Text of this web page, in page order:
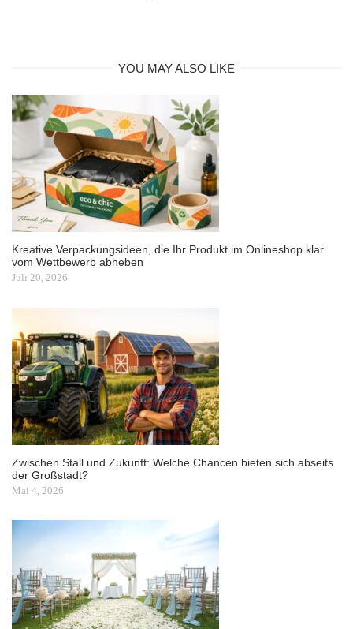
YOU MAY ALSO LIKE
Kreative Verpackungsideen, die Ihr Produkt im Onlineshop klar
vom Wettbewerb abheben
Juli 20, 2026
Zwischen Stall und Zukunft: Welche Chancen bieten sich abseits
der Großstadt?
Mai 4, 2026